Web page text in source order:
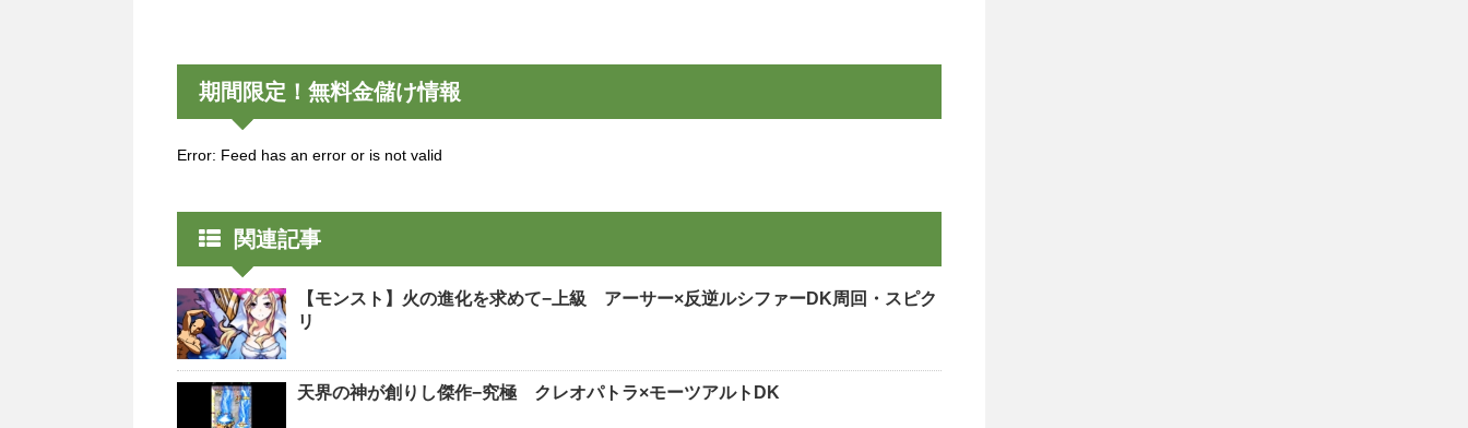
期間限定！無料金儲け情報
Error: Feed has an error or is not valid
関連記事
【モンスト】火の進化を求めて−上級 アーサー×反逆ルシファーDK周回・スピク
リ
天界の神が創りし傑作−究極 クレオパトラ×モーツアルトDK